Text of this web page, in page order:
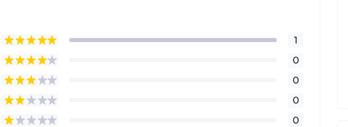
1
0
0
0
0